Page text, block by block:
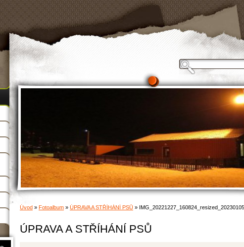
Úvod » Fotoalbum » ÚPRAVA A STŘÍHÁNÍ PSŮ »
ÚPRAVA A STŘÍHÁNÍ PSŮ